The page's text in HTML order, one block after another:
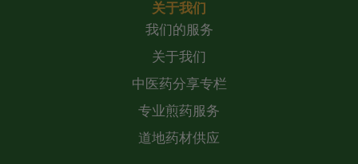
关于我们
我们的服务
关于我们
中医药分享专栏
专业煎药服务
道地药材供应